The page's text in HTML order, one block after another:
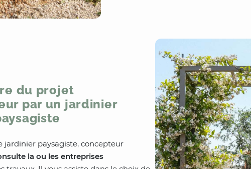
du projet
par un jardinier
jardinier paysagiste, concepteur
la ou les entreprises